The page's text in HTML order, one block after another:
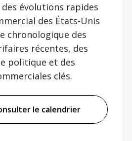
évolutions rapides
des États-Unis
chronologique des
récentes, des
politique et des
clés.
le calendrier